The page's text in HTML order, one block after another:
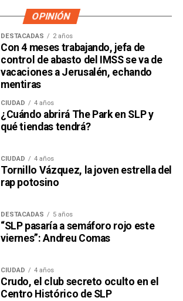
OPINIÓN
DESTACADAS 2 años
Con 4 meses trabajando, jefa de
control de abasto del IMSS se va de
vacaciones a Jerusalén, echando
mentiras
CIUDAD 4 años
¿Cuándo abrirá The Park en SLP y
qué tiendas tendrá?
CIUDAD 4 años
Tornillo Vázquez, la joven estrella del
rap potosino
DESTACADAS 5 años
“SLP pasaría a semáforo rojo este
viernes”: Andreu Comas
CIUDAD 4 años
Crudo, el club secreto oculto en el
Centro Histórico de SLP